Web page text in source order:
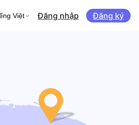
Việt Đăng nhập Đăng ký